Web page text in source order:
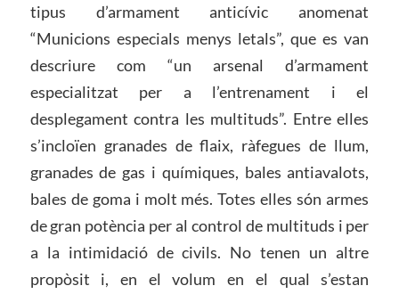
tipus d’armament anticívic anomenat
“Municions especials menys letals”, que es van
descriure com “un arsenal d’armament
especialitzat per a l’entrenament i el
desplegament contra les multituds”. Entre elles
s’incloïen granades de flaix, ràfegues de llum,
granades de gas i químiques, bales antiavalots,
bales de goma i molt més. Totes elles són armes
de gran potència per al control de multituds i per
a la intimidació de civils. No tenen un altre
propòsit i, en el volum en el qual s’estan